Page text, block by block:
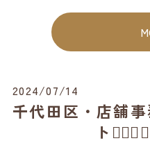
2024/07/14
千代田区・店舗
ト